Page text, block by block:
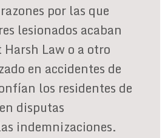
por las que
lesionados acaban
Law o a otro
en accidentes de
los residentes de
disputas
indemnizaciones.